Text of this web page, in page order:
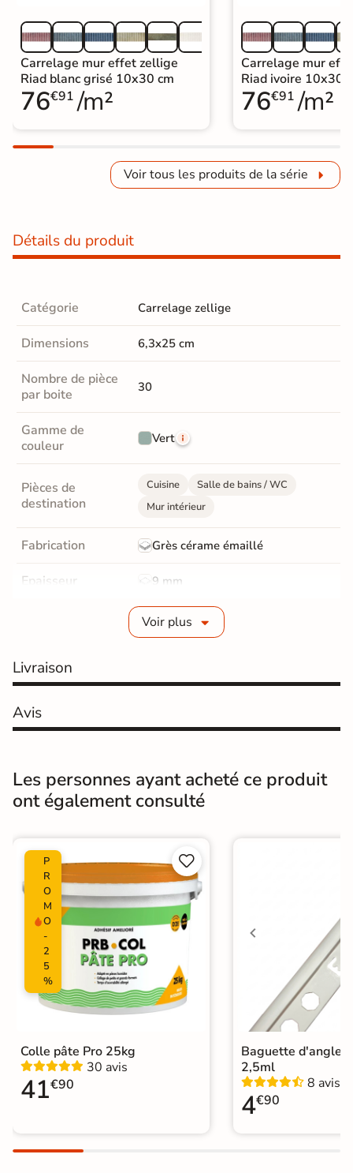
Carrelage mur effet zellige
Riad blanc grisé 10x30 cm
76€91 /m²
Carrelage mur
Riad ivoire 10x30
76€91 /m²
Voir tous les produits de la série
Détails du produit
Catégorie Carrelage zellige
Dimensions 6,3x25 cm
Nombre de pièce
par boite
30
Gamme de
couleur
Vert
Pièces de
destination
Cuisine
Salle de bains / WC
Mur intérieur
Fabrication Grès cérame émaillé
Epaisseur 9 mm
Non-rectifié
Surface Structurée
Nombres de
30
Résistant au Gel Non
Variation de la
Pièce humides Oui
Conditionnement Boite
Choix 1er Choix
Pose Coller
Support
Ancien carrelage
Placo, tout type de support mural
Normes
Origine
Catégories
Voir plus
Livraison
Avis
Les personnes ayant acheté ce produit
ont également consulté
P
R
O
M
O
-
2
5
%


Colle pâte Pro 25kg
30 avis
41€90
Baguette d'angle
2,5ml
8 avis
4€90